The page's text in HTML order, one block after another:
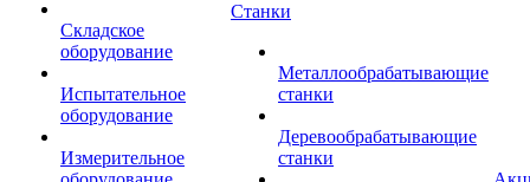
Складское
оборудование
Испытательное
оборудование
Измерительное
Станки
Металлообрабатывающие
станки
Деревообрабатывающие
станки